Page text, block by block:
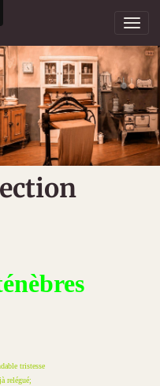
tristesse
relégué;